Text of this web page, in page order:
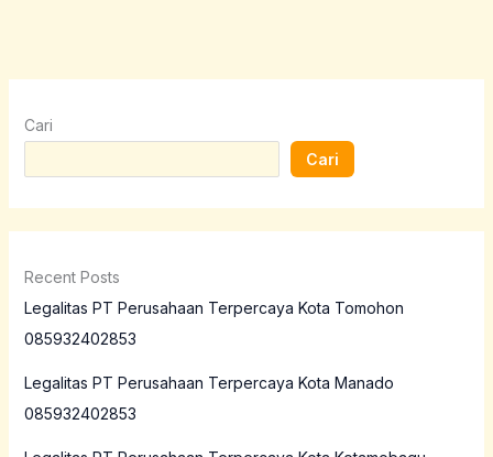
Cari
Cari
Recent Posts
Legalitas PT Perusahaan Terpercaya Kota Tomohon
085932402853
Legalitas PT Perusahaan Terpercaya Kota Manado
085932402853